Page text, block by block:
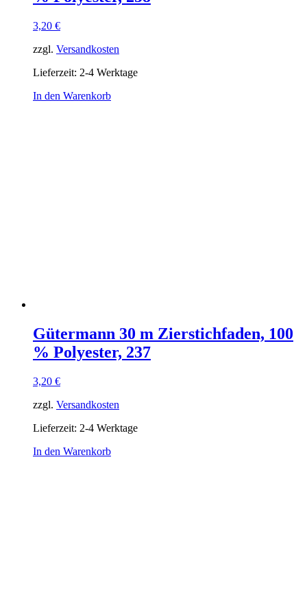
3,20 €
zzgl. Versandkosten
Lieferzeit: 2-4 Werktage
In den Warenkorb
Gütermann 30 m Zierstichfaden, 100
% Polyester, 237
3,20 €
zzgl. Versandkosten
Lieferzeit: 2-4 Werktage
In den Warenkorb